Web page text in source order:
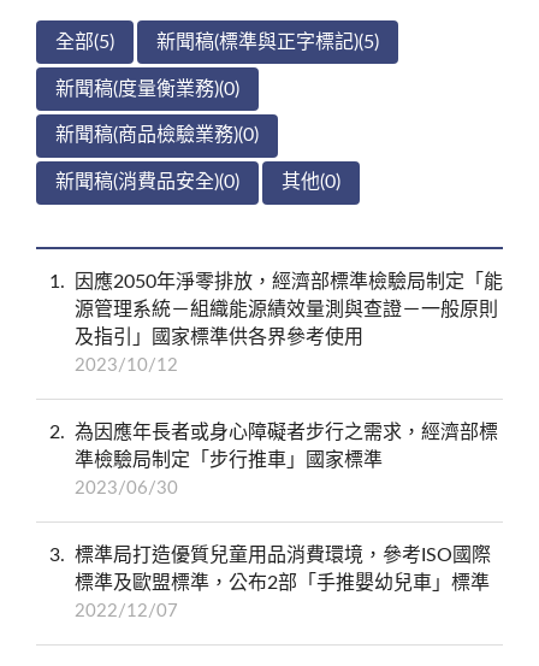
全部(5) 新聞稿(標準與正字標記)(5)
新聞稿(度量衡業務)(0)
新聞稿(商品檢驗業務)(0)
新聞稿(消費品安全)(0) 其他(0)
1
因應2050年淨零排放，經濟部標準檢驗局制定「能
源管理系統－組織能源績效量測與查證－一般原則
及指引」國家標準供各界參考使用
2023/10/12
2
為因應年長者或身心障礙者步行之需求，經濟部標
準檢驗局制定「步行推車」國家標準
2023/06/30
3
標準局打造優質兒童用品消費環境，參考ISO國際
標準及歐盟標準，公布2部「手推嬰幼兒車」標準
2022/12/07